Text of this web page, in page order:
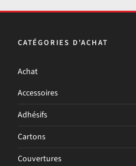
CATÉGORIES D'ACHAT
Achat
Accessoires
Adhésifs
Cartons
Couvertures